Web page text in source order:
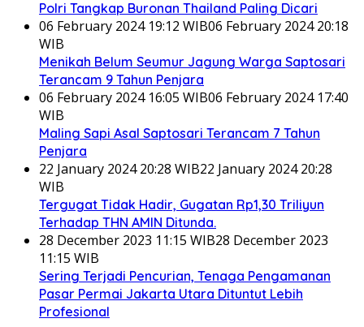
Polri Tangkap Buronan Thailand Paling Dicari
06 February 2024 19:12 WIB06 February 2024 20:18
WIB
Menikah Belum Seumur Jagung Warga Saptosari
Terancam 9 Tahun Penjara
06 February 2024 16:05 WIB06 February 2024 17:40
WIB
Maling Sapi Asal Saptosari Terancam 7 Tahun
Penjara
22 January 2024 20:28 WIB22 January 2024 20:28
WIB
Tergugat Tidak Hadir, Gugatan Rp1,30 Triliyun
Terhadap THN AMIN Ditunda.
28 December 2023 11:15 WIB28 December 2023
11:15 WIB
Sering Terjadi Pencurian, Tenaga Pengamanan
Pasar Permai Jakarta Utara Dituntut Lebih
Profesional